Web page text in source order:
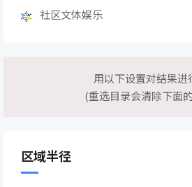
社区文体娱乐
用以下设置对结果进
(重选目录会清除下面
区域半径